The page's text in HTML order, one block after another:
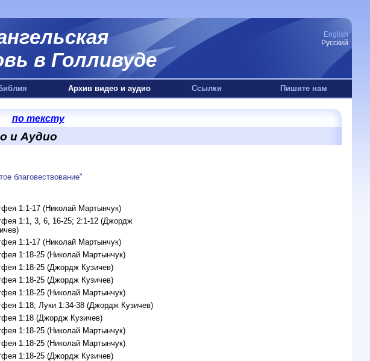
в Голливуде
English
Русский
Архив видео и аудио Ссылки Пишите нам
по тексту
и Аудио
благовествование"
1:1-17 (Николай Мартынчук)
1:1, 3, 6, 16-25; 2:1-12 (Джордж
1:1-17 (Николай Мартынчук)
1:18-25 (Николай Мартынчук)
1:18-25 (Джордж Кузичев)
1:18-25 (Джордж Кузичев)
1:18-25 (Николай Мартынчук)
1:18; Луки 1:34-38 (Джордж Кузичев)
1:18 (Джордж Кузичев)
1:18-25 (Николай Мартынчук)
1:18-25 (Николай Мартынчук)
1:18-25 (Джордж Кузичев)